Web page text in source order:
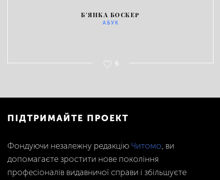
Б'ЯНКА БОСКЕР
АБУК
6
ПІДТРИМАЙТЕ ПРОЕКТ
Фондуючи незалежну редакцію Читомо, ви
допомагаєте зростити нове покоління
професіоналів видавничої справи і збільшуєте